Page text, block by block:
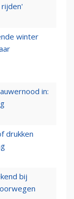
rijden'
winter
in:
drukken
bij